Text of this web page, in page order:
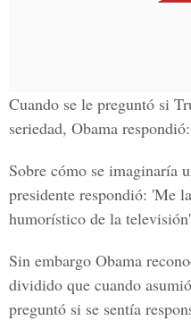
Cuando se le preguntó si
seriedad, Obama
Sobre cómo se imaginaría
presidente respondió: 'Me
humorístico de la
Sin embargo Obama
dividido que cuando
preguntó si se sentía